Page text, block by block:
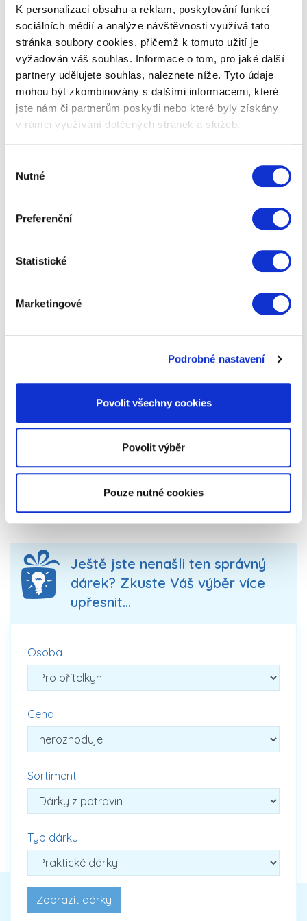
K personalizaci obsahu a reklam, poskytování funkcí
sociálních médií a analýze návštěvnosti využívá tato
stránka soubory cookies, přičemž k tomuto užití je
vyžadován váš souhlas. Informace o tom, pro jaké další
partnery udělujete souhlas, naleznete níže. Tyto údaje
mohou být zkombinovány s dalšími informacemi, které
jste nám či partnerům poskytli nebo které byly získány
v rámci využívání dotčených stránek a služeb.
souhlasu
Nutné
Preferenční
Statistické
Marketingové
Podrobné nastavení
Povolit všechny cookies
Povolit výběr
Pouze nutné cookies
jsme pro vás vybrali TOP z našich…
549 Kč Zobrazit více
Nahoru Celkem 1 dárek
Vánoční dárky - TIPY na
Vánoce 2025 pro přítelkyni
-Dárky z potravin
Praktické dárky pro přítelkyni - dárky z potravin -
maminku nebo třeba nevíte, jaký vybrat dárek
pro nejlepší kamarádku, jste na správné adrese.
Důležité je vcítit se do osobnosti svých blízkých a
darovat jim něco, co jim udělá radost a vykouzlí
jim úsměv na rtech. Vybírejte dárky "na míru" a
uvidíte, jaký budou mít úspěch!
Ještě jste nenašli ten správný
dárek? Zkuste Váš výběr více
upřesnit...
Osoba
Cena
Sortiment
Typ dárku